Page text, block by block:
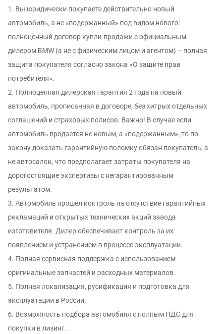
1. Вы юридически покупаете действительно новый
автомобиль, а не «подержанный» под видом нового:
полноценный договор купли-продажи c официальным
дилером ВМW (а не с физическим лицом и агентом) – полная
защита покупателя согласно закона «O защите прав
потребителя».
2. Полноценная дилерская гарантия 2 года на новый
автомобиль, прописанная в договоре, без хитрых отдельных
соглашений и страховых полисов. Важно! В случае если
автомобиль продается не новым, а «подержанным», то по
закону доказать гарантийную поломку обязан покупатель, а
не автосалон, что предполагает затраты покупателя на
дорогостоящие экспертизы с негарантированным
результатом.
3. Автомобиль прошел контроль на отсутствие гарантийных
рекламаций и открытых технических акций завода
изготовителя. Дилер обеспечивает контроль за их
появлением и устранением в процессе эксплуатации.
4. Полная сервисная поддержка с использованием
оригинальные запчастей и расходных материалов.
5. Полная локализация, русификация и подготовка для
эксплуатации в России.
6. Возможность подбора автомобиля с полным НДС для
покупки в лизинг.